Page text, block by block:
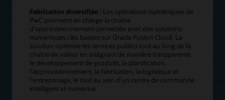
Fabrication diversifiée : Les opérations numériques de
PwC prennent en charge la chaîne
d'approvisionnement connectée avec des solutions
numériques clés basées sur Oracle Fusion Cloud. La
solution optimise les services publics tout au long de la
chaîne de valeur en intégrant de manière transparente
le développement de produits, la planification,
l'approvisionnement, la fabrication, la logistique et
l'entreposage, le tout au sein d'un centre de commande
intelligent et numérisé.